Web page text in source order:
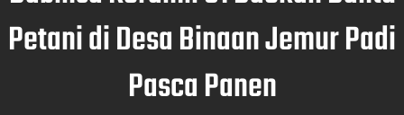
Petani di Desa Binaan Jemur Padi
Pasca Panen